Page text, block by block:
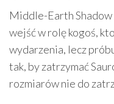
Middle-Earth Shadow
wejść w rolę kogoś,
wydarzenia, lecz
tak, by zatrzymać
rozmiarów nie do